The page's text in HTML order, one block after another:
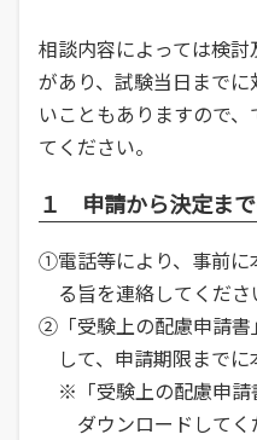
相談内容によっては検
があり、試験当日まで
いこともありますので
てください。
１ 申請から決定ま
①電話等により、事前に
る旨を連絡してくださ
②「受験上の配慮申請書
して、申請期限までに
※「受験上の配慮申請
ダウンロードしてく